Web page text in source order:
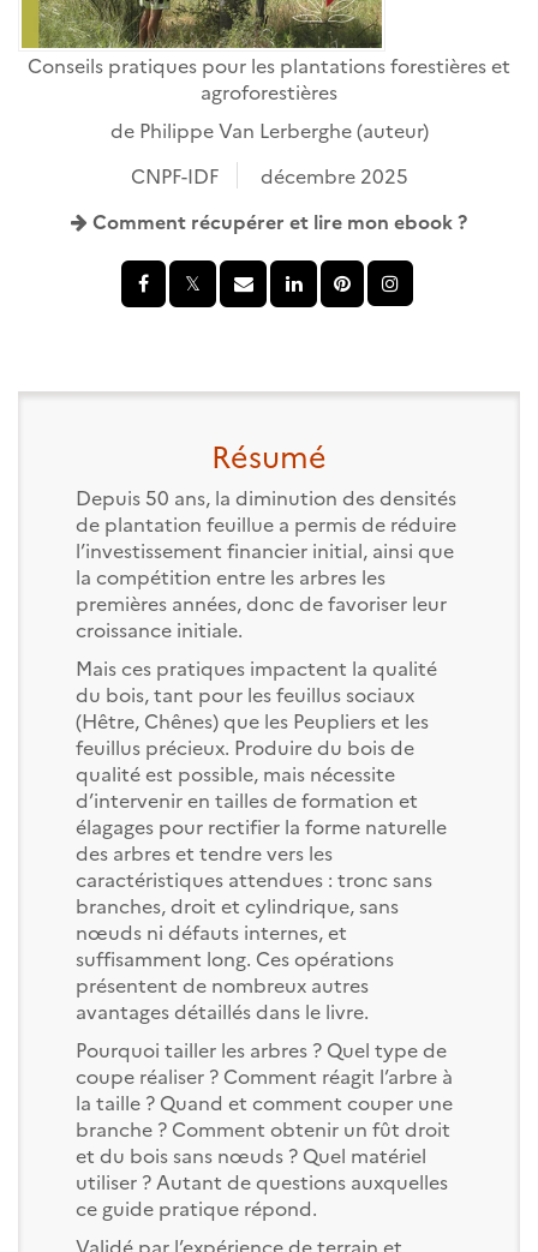
Conseils pratiques pour les plantations forestières et
agroforestières
de Philippe Van Lerberghe(auteur)
CNPF-IDF
décembre 2025
Comment récupérer et lire mon ebook ?
Résumé
Depuis 50 ans, la diminution des densités
de plantation feuillue a permis de réduire
l’investissement financier initial, ainsi que
la compétition entre les arbres les
premières années, donc de favoriser leur
croissance initiale.
Mais ces pratiques impactent la qualité
du bois, tant pour les feuillus sociaux
(Hêtre, Chênes) que les Peupliers et les
feuillus précieux. Produire du bois de
qualité est possible, mais nécessite
d’intervenir en tailles de formation et
élagages pour rectifier la forme naturelle
des arbres et tendre vers les
caractéristiques attendues : tronc sans
branches, droit et cylindrique, sans
nœuds ni défauts internes, et
suffisamment long. Ces opérations
présentent de nombreux autres
avantages détaillés dans le livre.
Pourquoi tailler les arbres ? Quel type de
coupe réaliser ? Comment réagit l’arbre à
la taille ? Quand et comment couper une
branche ? Comment obtenir un fût droit
et du bois sans nœuds ? Quel matériel
utiliser ? Autant de questions auxquelles
ce guide pratique répond.
Validé par l’expérience de terrain et